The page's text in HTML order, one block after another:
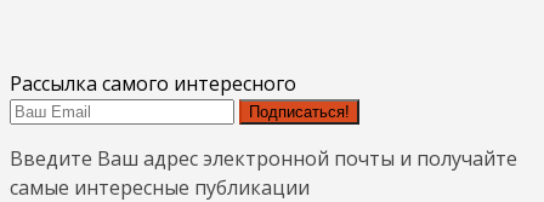
Рассылка самого интересного
Подписаться!
Введите Ваш адрес электронной почты и получайте
самые интересные публикации